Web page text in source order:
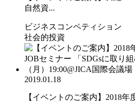
自然資...
ビジネスコンペティション
社会的投資
2019.01.18
【イベントのご案内】2018年